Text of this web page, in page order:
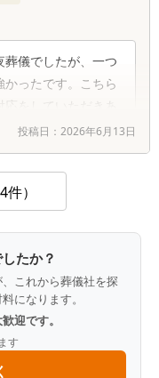
儀でしたが、一つ
ったです。こちら
をしていただきあ
投稿日： 2026年6月13日
）
たか？
これから葬儀社を探
になります。
迎です。
す